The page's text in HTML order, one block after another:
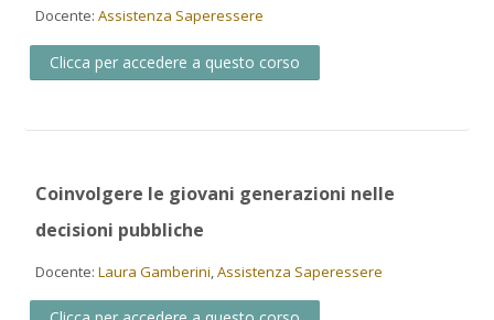
Docente:Assistenza Saperessere
Clicca per accedere a questo corso
Coinvolgere le giovani generazioni nelle
decisioni pubbliche
Docente:Laura Gamberini,Assistenza Saperessere